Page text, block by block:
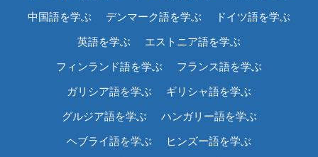
中国語を学ぶ デンマーク語を学ぶ ドイツ語を学ぶ
英語を学ぶ エストニア語を学ぶ
フィンランド語を学ぶ フランス語を学ぶ
ガリシア語を学ぶ ギリシャ語を学ぶ
グルジア語を学ぶ ハンガリー語を学ぶ
ヘブライ語を学ぶ ヒンズー語を学ぶ